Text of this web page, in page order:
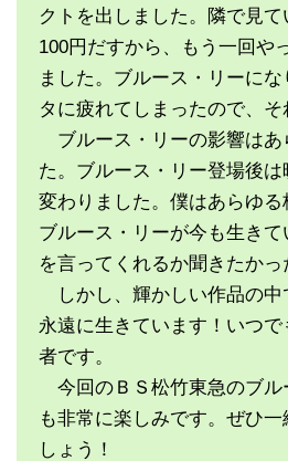
クトを出しました。隣で見
100円だすから、もう一回や
ました。ブルース・リーに
タに疲れてしまったので、そ
ブルース・リーの影響はあ
た。ブルース・リー登場後
変わりました。僕はあらゆ
ブルース・リーが今も生き
を言ってくれるか聞きたかっ
しかし、輝かしい作品の中
永遠に生きています！いつ
者です。
今回のＢＳ松竹東急のブル
も非常に楽しみです。ぜひ
しょう！